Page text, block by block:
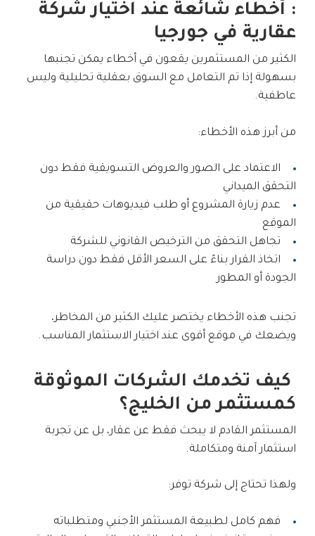
: أخطاء شائعة عند اختيار شركة
عقارية في جورجيا
الكثير من المستثمرين يقعون في أخطاء يمكن تجنبها
بسهولة إذا تم التعامل مع السوق بعقلية تحليلية وليس
عاطفية.
من أبرز هذه الأخطاء:
الاعتماد على الصور والعروض التسويقية فقط دون
التحقق الميداني
عدم زيارة المشروع أو طلب فيديوهات حقيقية من
الموقع
تجاهل التحقق من الترخيص القانوني للشركة
اتخاذ القرار بناءً على السعر الأقل فقط دون دراسة
الجودة أو المطور
تجنب هذه الأخطاء يختصر عليك الكثير من المخاطر،
ويضعك في موقع أقوى عند اختيار الاستثمار المناسب.
كيف تخدمك الشركات الموثوقة
كمستثمر من الخليج؟
المستثمر القادم لا يبحث فقط عن عقار، بل عن تجربة
استثمار آمنة ومتكاملة.
ولهذا تحتاج إلى شركة توفر:
فهم كامل لطبيعة المستثمر الأجنبي ومتطلباته